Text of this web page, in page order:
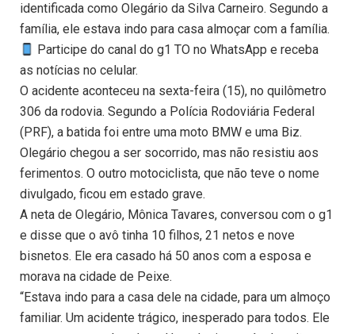
identificada como Olegário da Silva Carneiro. Segundo a
família, ele estava indo para casa almoçar com a família.
Participe do canal do g1 TO no WhatsApp e receba
as notícias no celular.
O acidente aconteceu na sexta-feira (15), no quilômetro
306 da rodovia. Segundo a Polícia Rodoviária Federal
(PRF), a batida foi entre uma moto BMW e uma Biz.
Olegário chegou a ser socorrido, mas não resistiu aos
ferimentos. O outro motociclista, que não teve o nome
divulgado, ficou em estado grave.
A neta de Olegário, Mônica Tavares, conversou com o g1
e disse que o avô tinha 10 filhos, 21 netos e nove
bisnetos. Ele era casado há 50 anos com a esposa e
morava na cidade de Peixe.
“Estava indo para a casa dele na cidade, para um almoço
familiar. Um acidente trágico, inesperado para todos. Ele